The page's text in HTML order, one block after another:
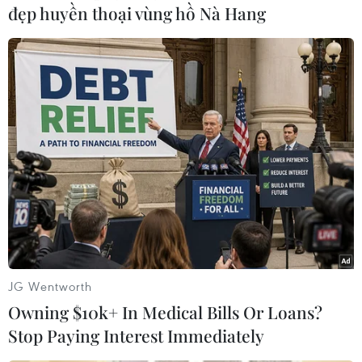
#Bất động sản #Google
#Shoreline
#Thung lũng Silicon
#California #Tin nóng
#Tin mới
#Tin thời sự
#Thời sự trong ngày
#VietnamPlus
Mỹ
Theo dõi VietnamPlus
đẹp huyền thoại vùng hồ Nà Hang
JG Wentworth
Owning $10k+ In Medical Bills Or Loans?
Stop Paying Interest Immediately